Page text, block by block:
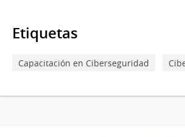
Etiquetas
Capacitación en Ciberseguridad